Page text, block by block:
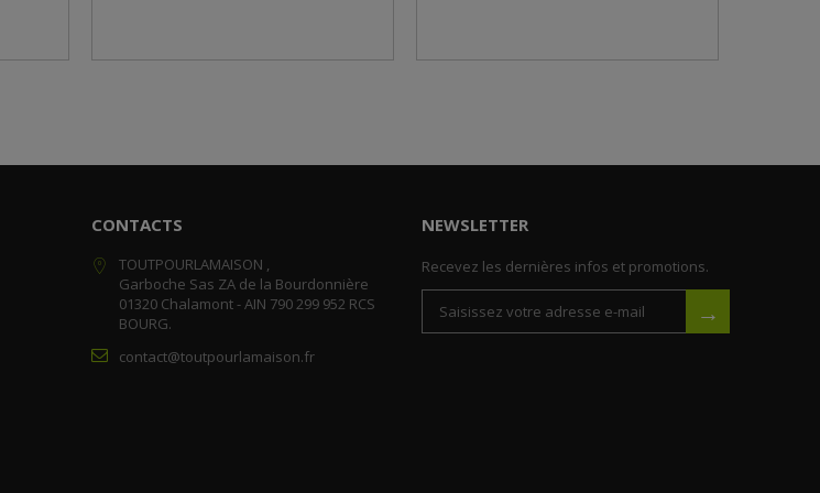
CONTACTS
TOUTPOURLAMAISON ,
Garboche Sas ZA de la Bourdonnière
01320 Chalamont - AIN 790 299 952 RCS
BOURG.
contact@toutpourlamaison.fr
NEWSLETTER
Recevez les dernières infos et promotions.
→